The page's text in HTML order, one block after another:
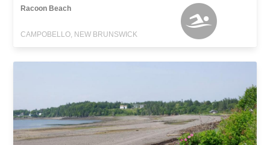
Racoon Beach
CAMPOBELLO, NEW BRUNSWICK